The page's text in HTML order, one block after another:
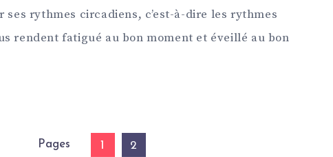
ses rythmes circadiens, c’est-à-dire les rythmes
rendent fatigué au bon moment et éveillé au bon
Pages 1 2